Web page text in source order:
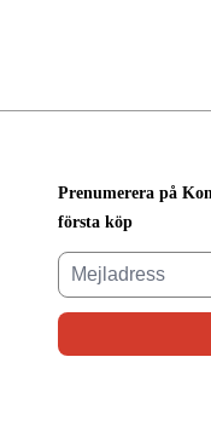
Prenumerera på
första köp